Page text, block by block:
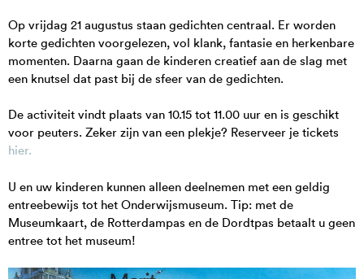
Op vrijdag 21 augustus staan gedichten centraal. Er worden
korte gedichten voorgelezen, vol klank, fantasie en herkenbare
momenten. Daarna gaan de kinderen creatief aan de slag met
een knutsel dat past bij de sfeer van de gedichten.
De activiteit vindt plaats van 10.15 tot 11.00 uur en is geschikt
voor peuters. Zeker zijn van een plekje? Reserveer je tickets
hier.
U en uw kinderen kunnen alleen deelnemen met een geldig
entreebewijs tot het Onderwijsmuseum. Tip: met de
Museumkaart, de Rotterdampas en de Dordtpas betaalt u geen
entree tot het museum!